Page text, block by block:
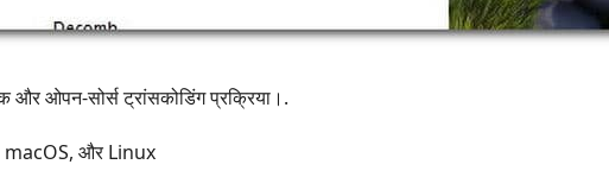
और ओपन‑सोर्स ट्रांसकोडिंग प्रक्रिया।.
और Linux